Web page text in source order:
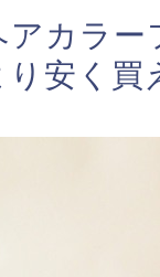
カラー
安く買